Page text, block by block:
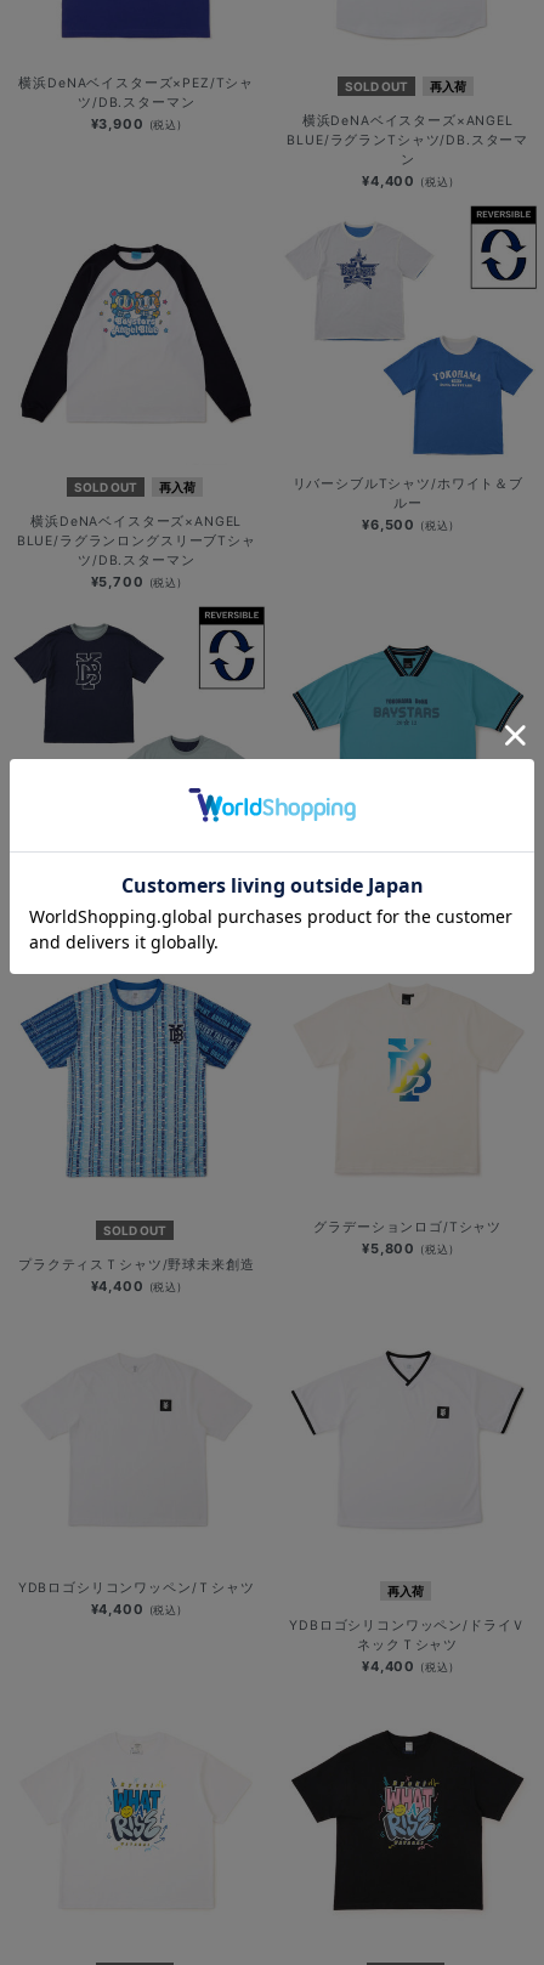
横浜DeNAベイスターズ×PEZ/Tシャ
ツ/DB.スターマン
¥3,900 (税込)
SOLD OUT 再入荷
横浜DeNAベイスターズ×ANGEL
BLUE/ラグランTシャツ/DB.スターマ
ン
¥4,400 (税込)
SOLD OUT 再入荷
横浜DeNAベイスターズ×ANGEL
BLUE/ラグランロングスリーブTシャ
ツ/DB.スターマン
¥5,700 (税込)
リバーシブルTシャツ/ホワイト＆ブ
ルー
¥6,500 (税込)
リバーシブルTシャツ/グレー＆ネイ
¥6,500(税込)
ゲームシャツデザイン風Ｔシャツ
SOLD OUT
プラクティスＴシャツ/野球未来創造
¥4,400 (税込)
グラデーションロゴ/Tシャツ
¥5,800 (税込)
YDBロゴシリコンワッペン/Ｔシャツ
¥4,400 (税込)
再入荷
YDBロゴシリコンワッペン/ドライＶ
ネックＴシャツ
¥4,400 (税込)